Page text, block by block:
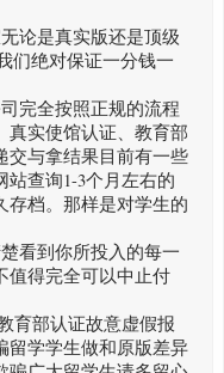
论是真实版还是顶级
们绝对保证一分钱一
完全按照正规的流程
真实使馆认证、教育部
交与拿结果目前有一些
查询1-3个月左右的
存档。那样是对学生的
看到你所投入的每一
值得完全可以中止付
育部认证故意虚假报
留学学生做和原版差异